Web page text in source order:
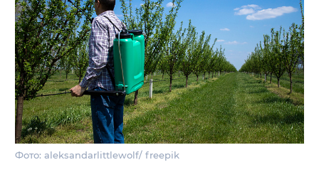
Фото: aleksandarlittlewolf/ freepik